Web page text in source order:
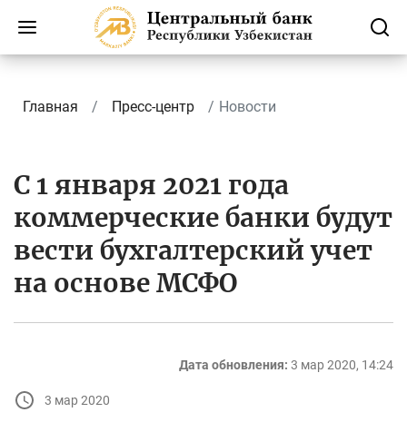
Главная Пресс-центр Новости
С 1 января 2021 года
коммерческие банки будут
вести бухгалтерский учет
на основе МСФО
Дата обновления: 3 мар 2020, 14:24
3 мар 2020